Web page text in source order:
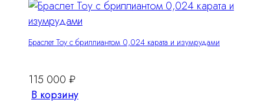
Браслет Тоу с бриллиантом 0,024 карата и изумрудами
115 000 ₽
В корзину